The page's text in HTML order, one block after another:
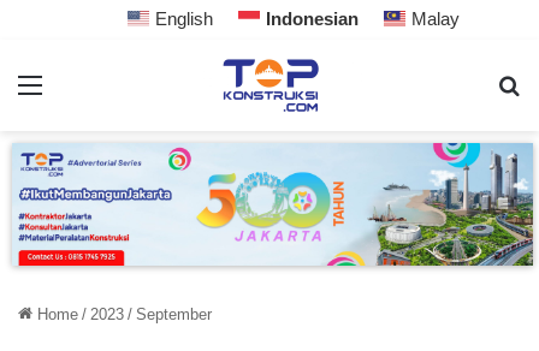
English Indonesian Malay
Home / 2023 / September